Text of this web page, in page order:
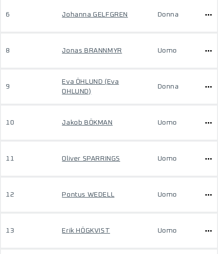
6 Johanna GELFGREN Donna
8 Jonas BRANNMYR Uomo
9
Eva ÖHLUND (Eva
OHLUND)
Donna
10 Jakob BÖKMAN Uomo
11 Oliver SPARRINGS Uomo
12 Pontus WEDELL Uomo
13 Erik HÖGKVIST Uomo